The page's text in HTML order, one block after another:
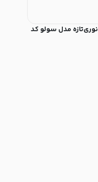
کاسه آبگوشت‌خوری 16.5 نوری‌تازه مدل سولو کد